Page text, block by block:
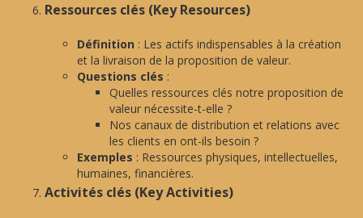
Ressources clés (Key Resources)
Définition : Les actifs indispensables à la création
et la livraison de la proposition de valeur.
Questions clés :
Quelles ressources clés notre proposition de
valeur nécessite-t-elle ?
Nos canaux de distribution et relations avec
les clients en ont-ils besoin ?
Exemples : Ressources physiques, intellectuelles,
humaines, financières.
Activités clés (Key Activities)